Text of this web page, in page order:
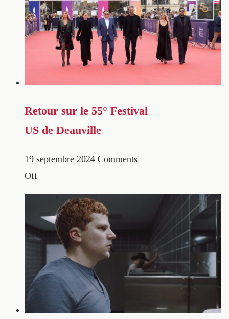
Retour sur le 55° Festival
US de Deauville
19 septembre 2024 Comments
Off